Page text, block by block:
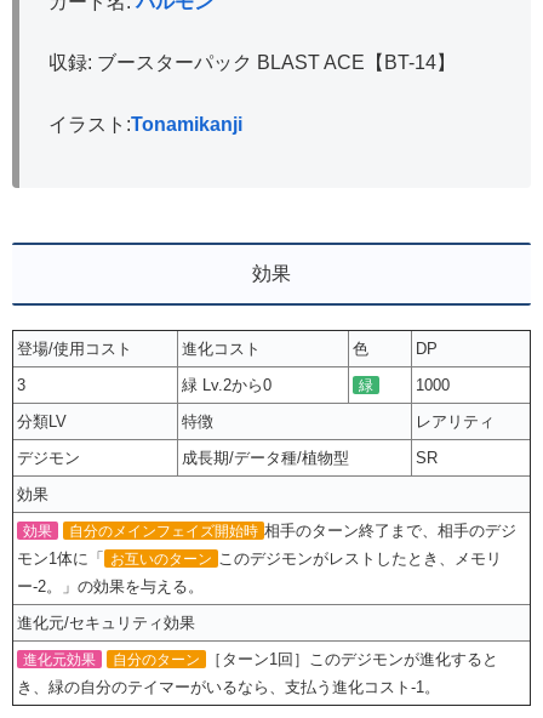
収録: ブースターパック BLAST ACE【BT-14】
イラスト:Tonamikanji
効果
登場/使用コスト 進化コスト 色
DP
3
緑 Lv.2から0 緑
1000
分類LV
特徴
レアリティ
デジモン
成長期/データ種/植物型
SR
効果
効果 自分のメインフェイズ開始時 相手のターン終了まで、相手のデジ
モン1体に「
お互いのターン
このデジモンがレストしたとき、メモリ
ー-2。」の効果を与える。
進化元/セキュリティ効果
進化元効果 自分のターン
［ターン1回］このデジモンが進化すると
き、緑の自分のテイマーがいるなら、支払う進化コスト-1。